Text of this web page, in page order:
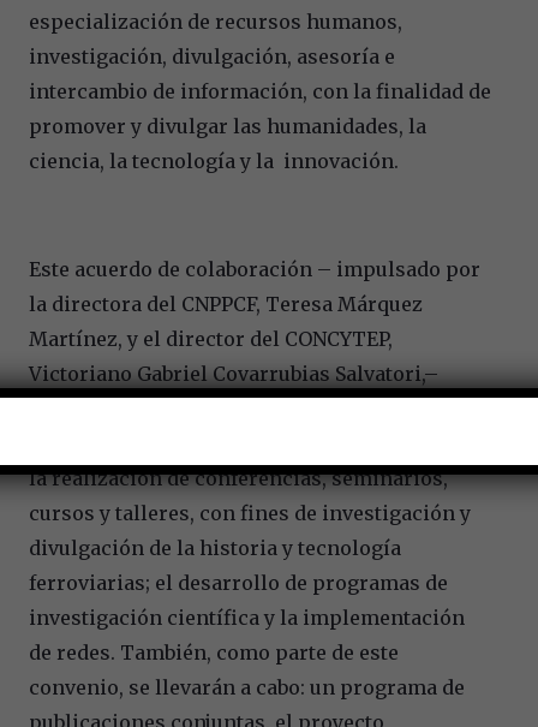
especialización de recursos humanos,
investigación, divulgación, asesoría e
intercambio de información, con la finalidad de
promover y divulgar las humanidades, la
ciencia, la tecnología y la innovación.
Este acuerdo de colaboración – impulsado por
la directora del CNPPCF, Teresa Márquez
Martínez, y el director del CONCYTEP,
Victoriano Gabriel Covarrubias Salvatori,–
la realización de conferencias, seminarios,
cursos y talleres, con fines de investigación y
divulgación de la historia y tecnología
ferroviarias; el desarrollo de programas de
investigación científica y la implementación
de redes. También, como parte de este
convenio, se llevarán a cabo: un programa de
publicaciones conjuntas, el proyecto